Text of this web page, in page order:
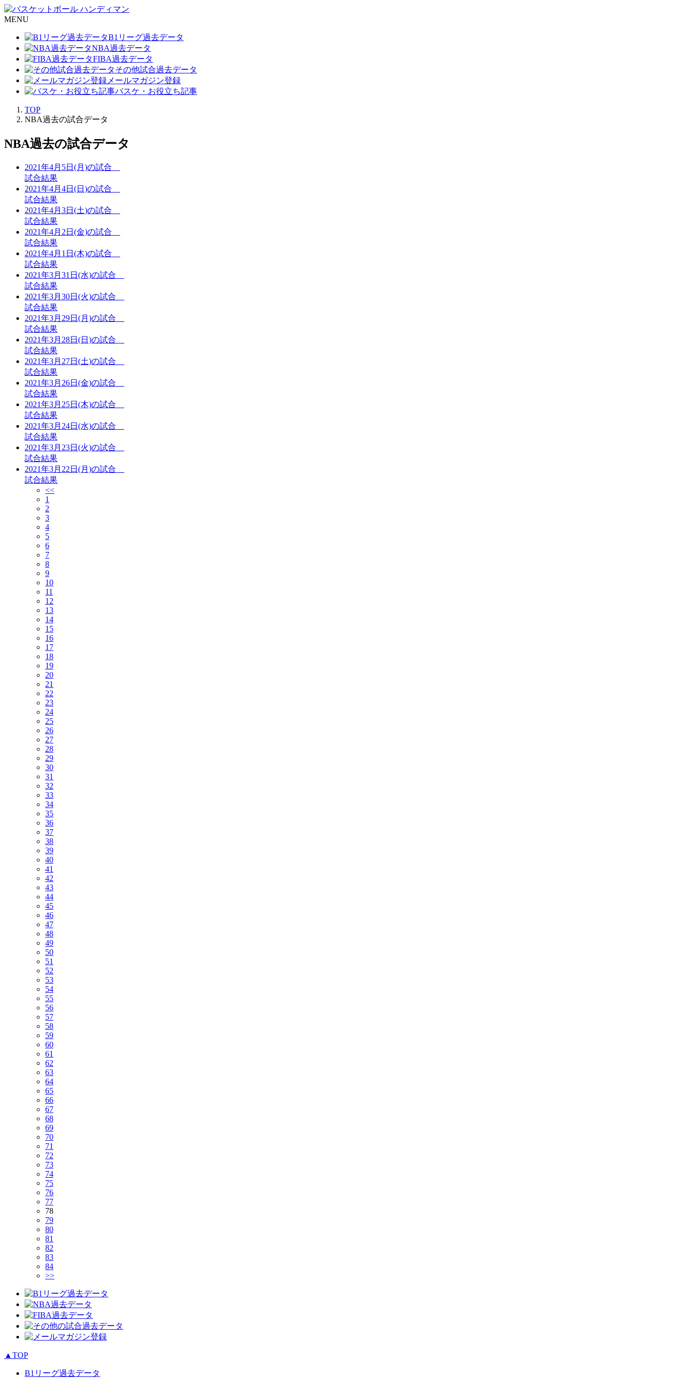
MENU
B1リーグ過去データ
NBA過去データ
FIBA過去データ
その他試合過去データ
メールマガジン登録
バスケ・お役立ち記事
TOP
NBA過去の試合データ
NBA過去の試合データ
2021年4月5日(月)の試合
試合結果
2021年4月4日(日)の試合
試合結果
2021年4月3日(土)の試合
試合結果
2021年4月2日(金)の試合
試合結果
2021年4月1日(木)の試合
試合結果
2021年3月31日(水)の試合
試合結果
2021年3月30日(火)の試合
試合結果
2021年3月29日(月)の試合
試合結果
2021年3月28日(日)の試合
試合結果
2021年3月27日(土)の試合
試合結果
2021年3月26日(金)の試合
試合結果
2021年3月25日(木)の試合
試合結果
2021年3月24日(水)の試合
試合結果
2021年3月23日(火)の試合
試合結果
2021年3月22日(月)の試合
試合結果
<<
1
2
3
4
5
6
7
8
9
10
11
12
13
14
15
16
17
18
19
20
21
22
23
24
25
26
27
28
29
30
31
32
33
34
35
36
37
38
39
40
41
42
43
44
45
46
47
48
49
50
51
52
53
54
55
56
57
58
59
60
61
62
63
64
65
66
67
68
69
70
71
72
73
74
75
76
77
78
79
80
81
82
83
84
>>
▲TOP
B1リーグ過去データ